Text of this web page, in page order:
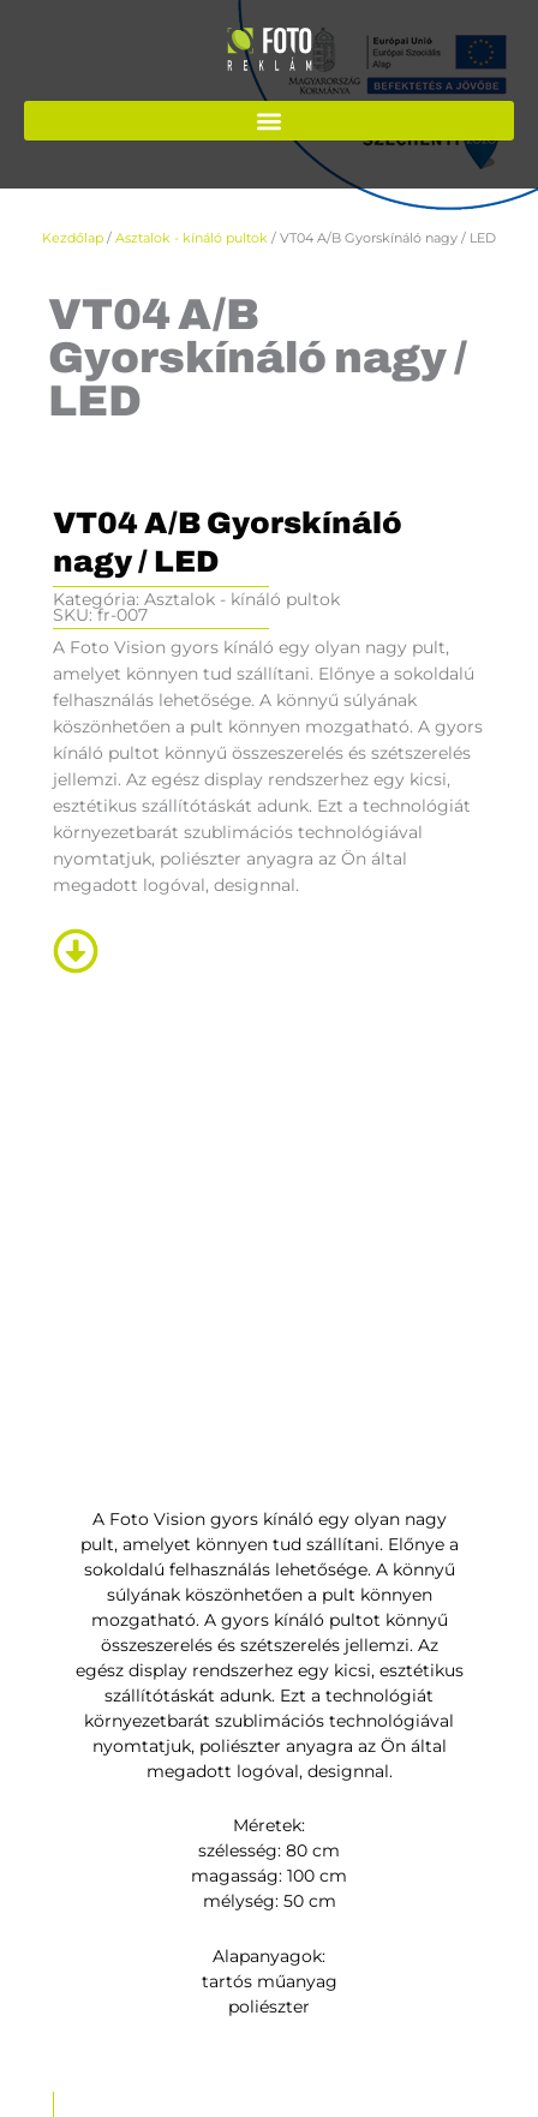
Kezdőlap / Asztalok - kínáló pultok / VT04 A/B Gyorskínáló nagy / LED
VT04 A/B
Gyorskínáló nagy /
LED
VT04 A/B Gyorskínáló
nagy / LED
Kategória:Asztalok - kínáló pultok
SKU: fr-007
A Foto Vision gyors kínáló egy olyan nagy pult,
amelyet könnyen tud szállítani. Előnye a sokoldalú
felhasználás lehetősége. A könnyű súlyának
köszönhetően a pult könnyen mozgatható. A gyors
kínáló pultot könnyű összeszerelés és szétszerelés
jellemzi. Az egész display rendszerhez egy kicsi,
esztétikus szállítótáskát adunk. Ezt a technológiát
környezetbarát szublimációs technológiával
nyomtatjuk, poliészter anyagra az Ön által
megadott logóval, designnal.
A Foto Vision gyors kínáló egy olyan nagy
pult, amelyet könnyen tud szállítani. Előnye a
sokoldalú felhasználás lehetősége. A könnyű
súlyának köszönhetően a pult könnyen
mozgatható. A gyors kínáló pultot könnyű
összeszerelés és szétszerelés jellemzi. Az
egész display rendszerhez egy kicsi, esztétikus
szállítótáskát adunk. Ezt a technológiát
környezetbarát szublimációs technológiával
nyomtatjuk, poliészter anyagra az Ön által
megadott logóval, designnal.
Méretek:
szélesség: 80 cm
magasság: 100 cm
mélység: 50 cm
Alapanyagok:
tartós műanyag
poliészter